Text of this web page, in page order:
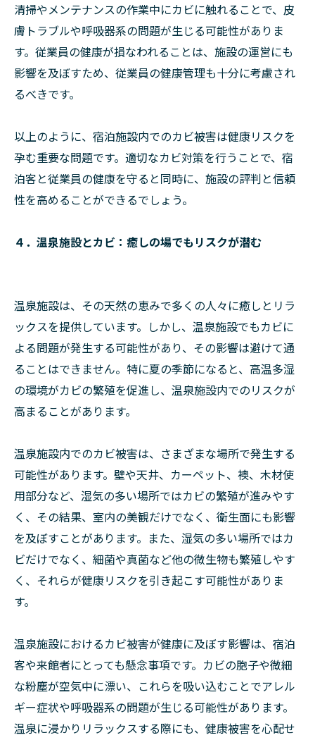
清掃やメンテナンスの作業中にカビに触れることで、皮
膚トラブルや呼吸器系の問題が生じる可能性がありま
す。従業員の健康が損なわれることは、施設の運営にも
影響を及ぼすため、従業員の健康管理も十分に考慮され
るべきです。
以上のように、宿泊施設内でのカビ被害は健康リスクを
孕む重要な問題です。適切なカビ対策を行うことで、宿
泊客と従業員の健康を守ると同時に、施設の評判と信頼
性を高めることができるでしょう。
４．温泉施設とカビ：癒しの場でもリスクが潜む
温泉施設は、その天然の恵みで多くの人々に癒しとリラ
ックスを提供しています。しかし、温泉施設でもカビに
よる問題が発生する可能性があり、その影響は避けて通
ることはできません。特に夏の季節になると、高温多湿
の環境がカビの繁殖を促進し、温泉施設内でのリスクが
高まることがあります。
温泉施設内でのカビ被害は、さまざまな場所で発生する
可能性があります。壁や天井、カーペット、襖、木材使
用部分など、湿気の多い場所ではカビの繁殖が進みやす
く、その結果、室内の美観だけでなく、衛生面にも影響
を及ぼすことがあります。また、湿気の多い場所ではカ
ビだけでなく、細菌や真菌など他の微生物も繁殖しやす
く、それらが健康リスクを引き起こす可能性がありま
す。
温泉施設におけるカビ被害が健康に及ぼす影響は、宿泊
客や来館者にとっても懸念事項です。カビの胞子や微細
な粉塵が空気中に漂い、これらを吸い込むことでアレル
ギー症状や呼吸器系の問題が生じる可能性があります。
温泉に浸かりリラックスする際にも、健康被害を心配せ